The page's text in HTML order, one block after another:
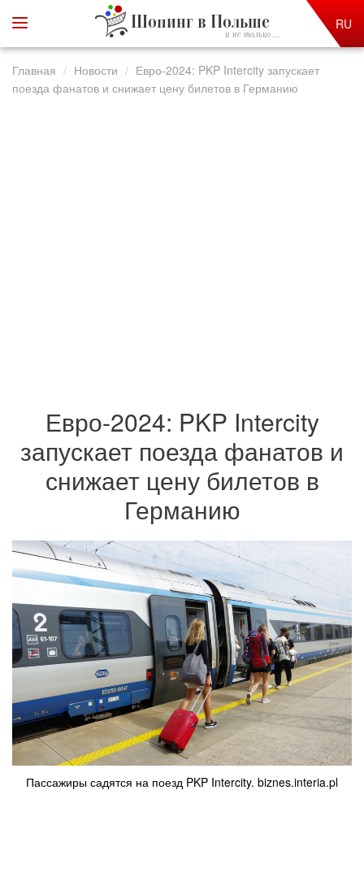
Шопинг в Польше
и не только ...
RU
Главная Новости
Евро-2024: PKP Intercity запускает
поезда фанатов и снижает цену билетов в Германию
Евро-2024: PKP Intercity
запускает поезда фанатов и
снижает цену билетов в
Германию
Пассажиры садятся на поезд PKP Intercity. biznes.interia.pl